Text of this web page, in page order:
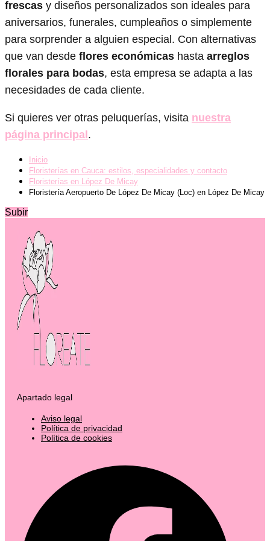
frescas y diseños personalizados son ideales para
aniversarios, funerales, cumpleaños o simplemente
para sorprender a alguien especial. Con alternativas
que van desde flores económicas hasta arreglos
florales para bodas, esta empresa se adapta a las
necesidades de cada cliente.
Si quieres ver otras peluquerías, visita nuestra
página principal.
Inicio
Floristerías en Cauca: estilos, especialidades y contacto
Floristerías en López De Micay
Floristería Aeropuerto De López De Micay (Loc) en López De Micay
Subir
Apartado legal
Aviso legal
Política de privacidad
Política de cookies